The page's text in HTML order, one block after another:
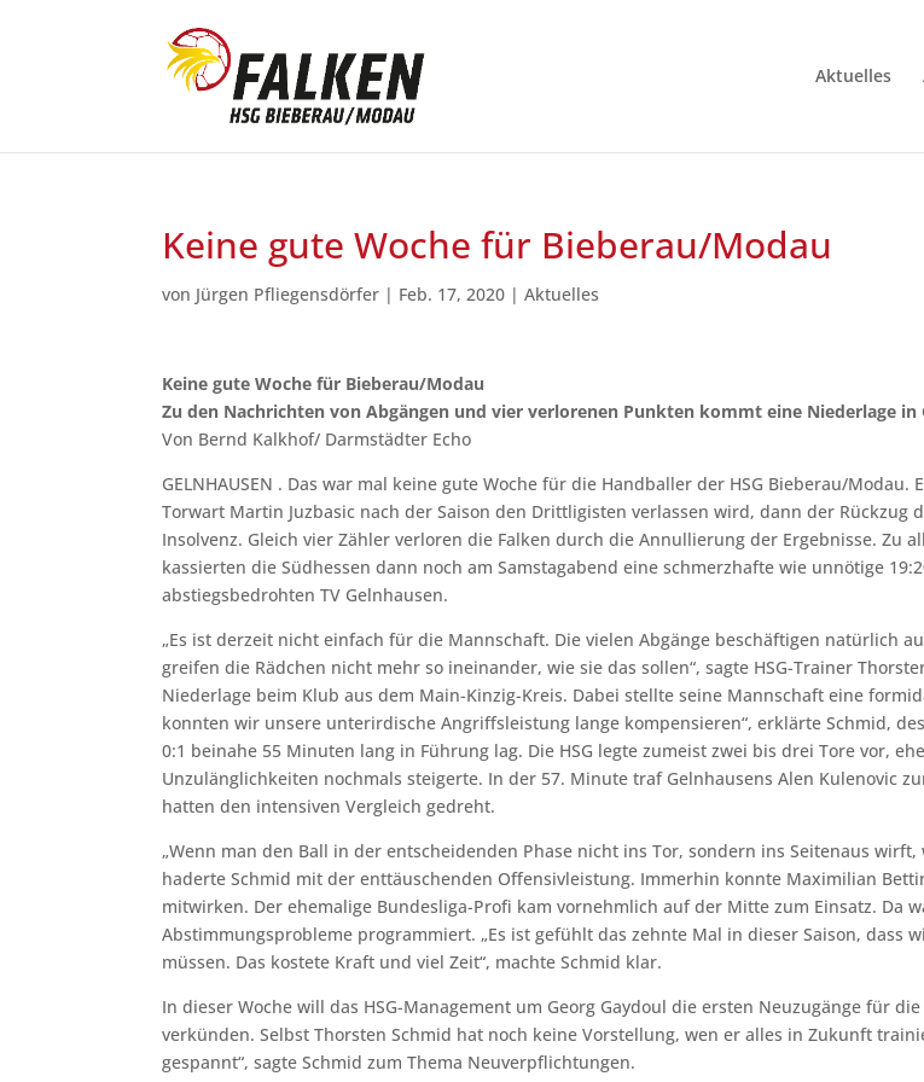
Aktuelles
Keine gute Woche für Bieberau/Modau
von Jürgen Pfliegensdörfer | Feb. 17, 2020 |Aktuelles
Keine gute Woche für Bieberau/Modau
Zu den Nachrichten von Abgängen und vier verlorenen Punkten kommt eine Niederlage in
Von Bernd Kalkhof/ Darmstädter Echo
GELNHAUSEN . Das war mal keine gute Woche für die Handballer der HSG Bieberau/Modau.
Torwart Martin Juzbasic nach der Saison den Drittligisten verlassen wird, dann der Rückzug
Insolvenz. Gleich vier Zähler verloren die Falken durch die Annullierung der Ergebnisse. Zu
kassierten die Südhessen dann noch am Samstagabend eine schmerzhafte wie unnötige
abstiegsbedrohten TV Gelnhausen.
„Es ist derzeit nicht einfach für die Mannschaft. Die vielen Abgänge beschäftigen natürlich
greifen die Rädchen nicht mehr so ineinander, wie sie das sollen“, sagte HSG-Trainer
Niederlage beim Klub aus dem Main-Kinzig-Kreis. Dabei stellte seine Mannschaft eine
konnten wir unsere unterirdische Angriffsleistung lange kompensieren“, erklärte Schmid,
0:1 beinahe 55 Minuten lang in Führung lag. Die HSG legte zumeist zwei bis drei Tore vor,
Unzulänglichkeiten nochmals steigerte. In der 57. Minute traf Gelnhausens Alen Kulenovic
hatten den intensiven Vergleich gedreht.
„Wenn man den Ball in der entscheidenden Phase nicht ins Tor, sondern ins Seitenaus wirft,
haderte Schmid mit der enttäuschenden Offensivleistung. Immerhin konnte Maximilian
mitwirken. Der ehemalige Bundesliga-Profi kam vornehmlich auf der Mitte zum Einsatz. Da
Abstimmungsprobleme programmiert. „Es ist gefühlt das zehnte Mal in dieser Saison, dass
müssen. Das kostete Kraft und viel Zeit“, machte Schmid klar.
In dieser Woche will das HSG-Management um Georg Gaydoul die ersten Neuzugänge für
verkünden. Selbst Thorsten Schmid hat noch keine Vorstellung, wen er alles in Zukunft
gespannt“, sagte Schmid zum Thema Neuverpflichtungen.